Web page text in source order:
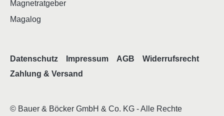
Magnetratgeber
Magalog
© Bauer & Böcker GmbH & Co. KG - Alle Rechte
Datenschutz Impressum AGB
Widerrufsrecht
Zahlung & Versand